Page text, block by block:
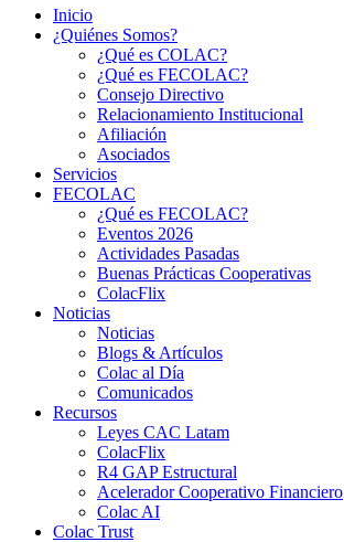
Inicio
¿Quiénes Somos?
¿Qué es COLAC?
¿Qué es FECOLAC?
Consejo Directivo
Relacionamiento Institucional
Afiliación
Asociados
Servicios
FECOLAC
¿Qué es FECOLAC?
Eventos 2026
Actividades Pasadas
Buenas Prácticas Cooperativas
ColacFlix
Noticias
Noticias
Blogs & Artículos
Colac al Día
Comunicados
Recursos
Leyes CAC Latam
ColacFlix
R4 GAP Estructural
Acelerador Cooperativo Financiero
Colac AI
Colac Trust